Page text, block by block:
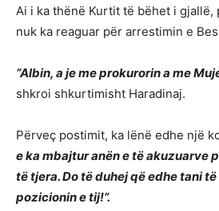
Ai i ka thënë Kurtit të bëhet i gjallë,
nuk ka reaguar për arrestimin e
“Albin, a je me prokurorin a me
shkroi shkurtimisht Haradinaj.
Përveç postimit, ka lënë edhe një
e ka mbajtur anën e të akuzuarve
të tjera. Do të duhej që edhe tani
pozicionin e tij!”.